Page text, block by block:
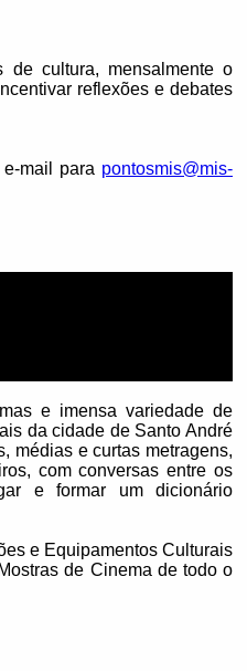
de cultura, mensalmente o
reflexões e debates
mail para pontosmis@mis-
e imensa variedade de
da cidade de Santo André
médias e curtas metragens,
com conversas entre os
e formar um dicionário
e Equipamentos Culturais
de Cinema de todo o